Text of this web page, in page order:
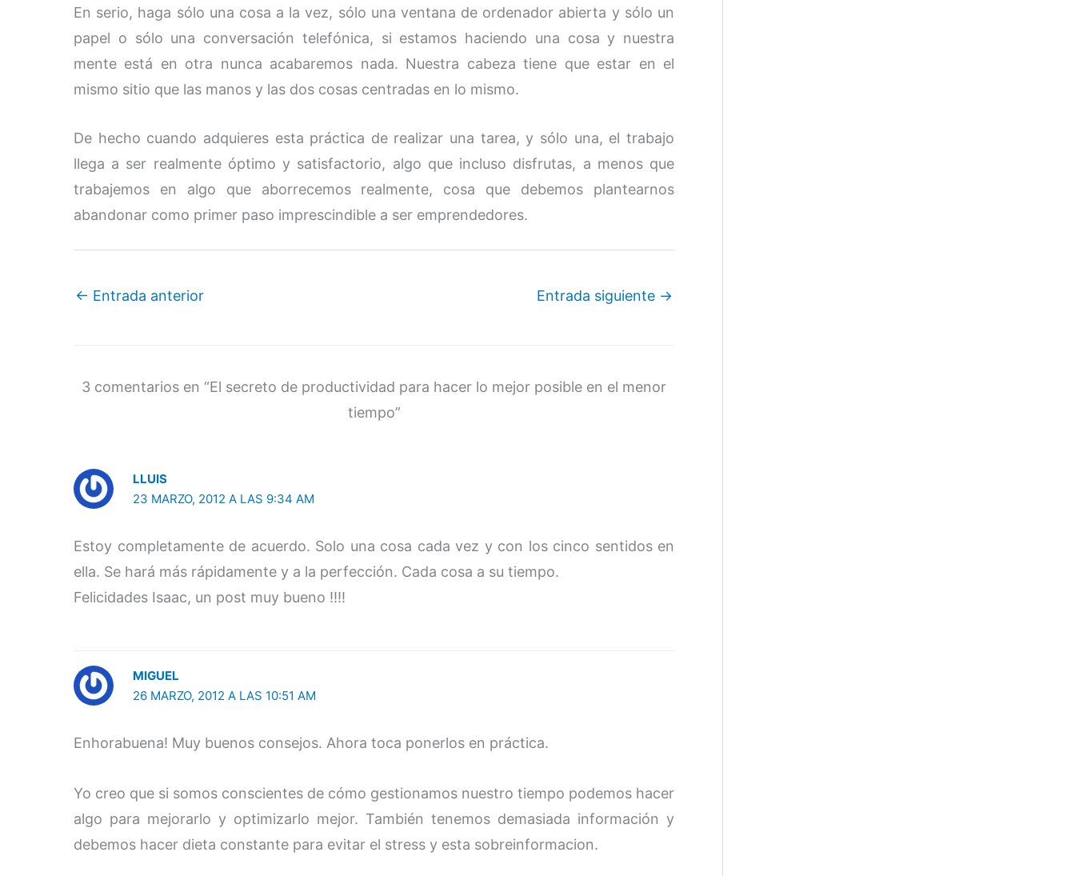
En serio, haga sólo una cosa a la vez, sólo una ventana de ordenador abierta y sólo un
papel o sólo una conversación telefónica, si estamos haciendo una cosa y nuestra
mente está en otra nunca acabaremos nada. Nuestra cabeza tiene que estar en el
mismo sitio que las manos y las dos cosas centradas en lo mismo.
De hecho cuando adquieres esta práctica de realizar una tarea, y sólo una, el trabajo
llega a ser realmente óptimo y satisfactorio, algo que incluso disfrutas, a menos que
trabajemos en algo que aborrecemos realmente, cosa que debemos plantearnos
abandonar como primer paso imprescindible a ser emprendedores.
← Entrada anterior Entrada siguiente →
3 comentarios en “El secreto de productividad para hacer lo mejor posible en el menor
tiempo”
LLUIS
23 MARZO, 2012 A LAS 9:34 AM
Estoy completamente de acuerdo. Solo una cosa cada vez y con los cinco sentidos en
ella. Se hará más rápidamente y a la perfección. Cada cosa a su tiempo.
Felicidades Isaac, un post muy bueno !!!!
MIGUEL
26 MARZO, 2012 A LAS 10:51 AM
Enhorabuena! Muy buenos consejos. Ahora toca ponerlos en práctica.
Yo creo que si somos conscientes de cómo gestionamos nuestro tiempo podemos hacer
algo para mejorarlo y optimizarlo mejor. También tenemos demasiada información y
debemos hacer dieta constante para evitar el stress y esta sobreinformacion.